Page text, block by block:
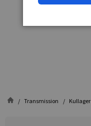
Transmission Kullager